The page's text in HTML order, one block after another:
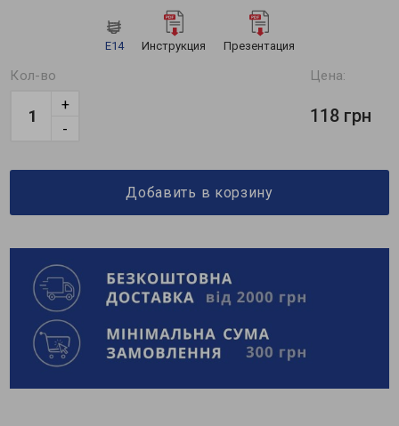
E14 Инструкция Презентация
Кол-во
-
+
Цена:
118 грн
Добавить в корзину